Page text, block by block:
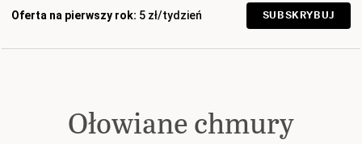
Oferta na pierwszy rok: 5 zł/tydzień SUBSKRYBUJ
Ołowiane chmury